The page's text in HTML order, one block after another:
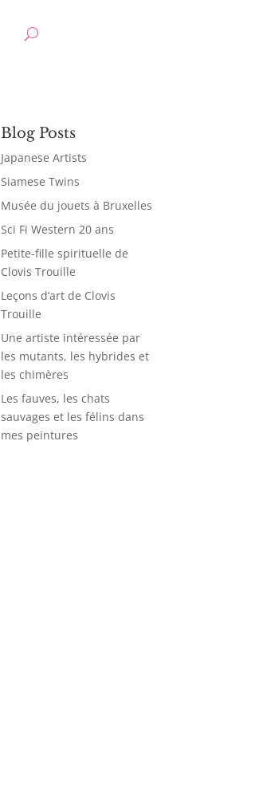
Blog Posts
Japanese Artists
Siamese Twins
Musée du jouets à Bruxelles
Sci Fi Western 20 ans
Petite-fille spirituelle de
Clovis Trouille
Leçons d’art de Clovis
Trouille
Une artiste intéressée par
les mutants, les hybrides et
les chimères
Les fauves, les chats
sauvages et les félins dans
mes peintures